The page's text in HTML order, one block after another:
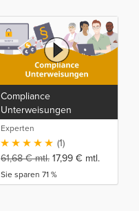
Compliance
Unterweisungen
Experten
(1)
61,68€mtl. 17,99 € mtl.
Sie sparen 71 %